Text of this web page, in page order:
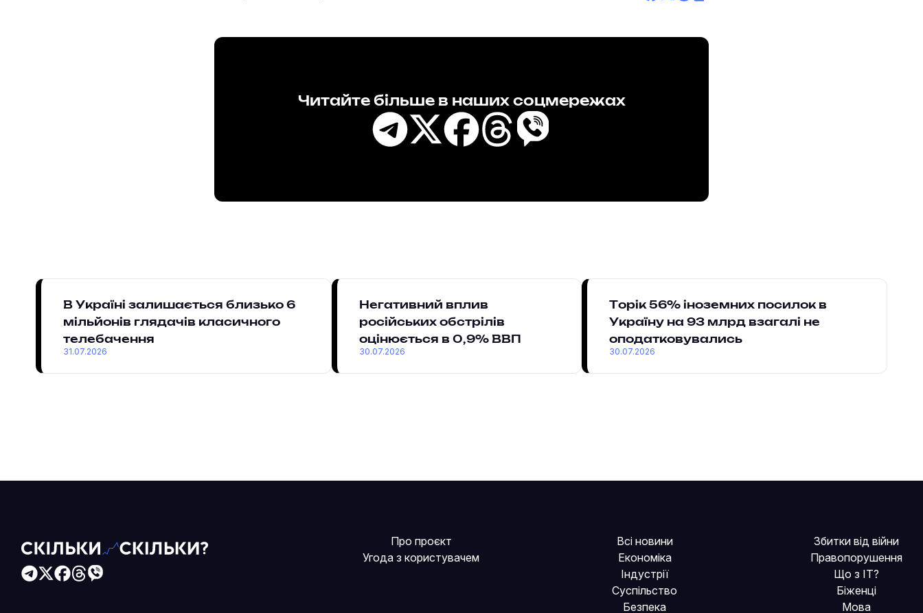
Читайте більше в наших соцмережах
В Україні залишається близько 6
мільйонів глядачів класичного
телебачення
31.07.2026
Негативний вплив
російських обстрілів
оцінюється в 0,9% ВВП
30.07.2026
Торік 56% іноземних посилок в
Україну на 93 млрд взагалі не
оподатковувались
30.07.2026
Читайте більше в наших соцмережах
Про проєкт
Угода з користувачем
Всі новини
Економіка
Індустрії
Суспільство
Безпека
Збитки від війни
Правопорушення
Що з IT?
Біженці
Мова